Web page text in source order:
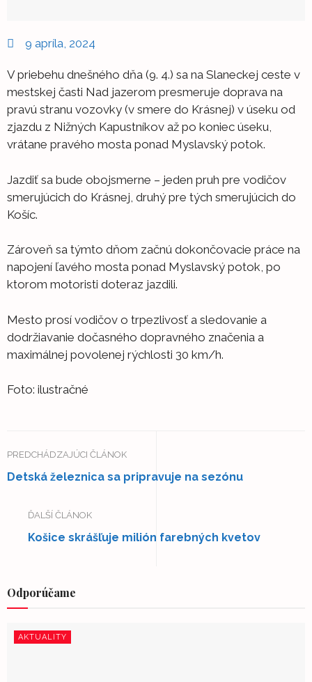
9 apríla, 2024
V priebehu dnešného dňa (9. 4.) sa na Slaneckej ceste v
mestskej časti Nad jazerom presmeruje doprava na
pravú stranu vozovky (v smere do Krásnej) v úseku od
zjazdu z Nižných Kapustníkov až po koniec úseku,
vrátane pravého mosta ponad Myslavský potok.
Jazdiť sa bude obojsmerne – jeden pruh pre vodičov
smerujúcich do Krásnej, druhý pre tých smerujúcich do
Košíc.
Zároveň sa týmto dňom začnú dokončovacie práce na
napojení ľavého mosta ponad Myslavský potok, po
ktorom motoristi doteraz jazdili.
Mesto prosí vodičov o trpezlivosť a sledovanie a
dodržiavanie dočasného dopravného značenia a
maximálnej povolenej rýchlosti 30 km/h.
Foto: ilustračné
PREDCHÁDZAJÚCI ČLÁNOK
Detská železnica sa pripravuje na sezónu
ĎALŠÍ ČLÁNOK
Košice skrášľuje milión farebných kvetov
Odporúčame
AKTUALITY